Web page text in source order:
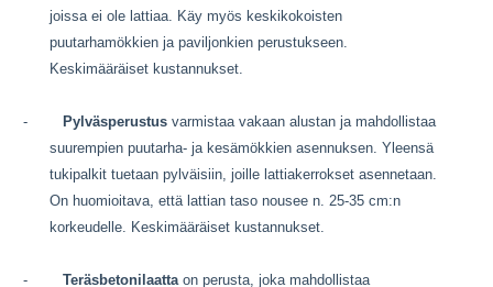
joissa ei ole lattiaa. Käy myös keskikokoisten
puutarhamökkien ja paviljonkien perustukseen.
Keskimääräiset kustannukset.
- Pylväsperustus varmistaa vakaan alustan ja mahdollistaa
suurempien puutarha- ja kesämökkien asennuksen. Yleensä
tukipalkit tuetaan pylväisiin, joille lattiakerrokset asennetaan.
On huomioitava, että lattian taso nousee n. 25-35 cm:n
korkeudelle. Keskimääräiset kustannukset.
- Teräsbetonilaattaon perusta, joka mahdollistaa